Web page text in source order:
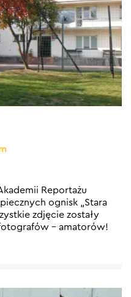
Reportażu
ognisk „Stara
zdjęcie zostały
– amatorów!